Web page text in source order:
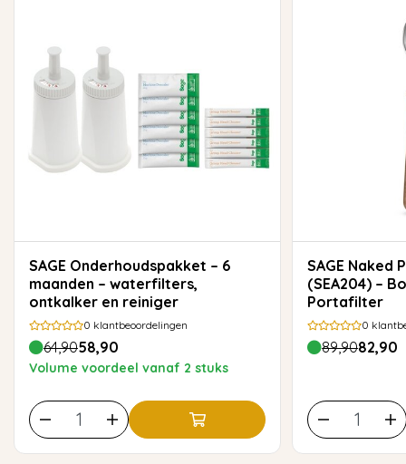
SAGE Onderhoudspakket – 6
maanden – waterfilters,
ontkalker en reiniger
0 klantbeoordelingen
64,9058,90
Volume voordeel vanaf 2 stuks
SAGE Naked Portafilter 54 mm
(SEA204) –
Portafilter
0
89,9082,90